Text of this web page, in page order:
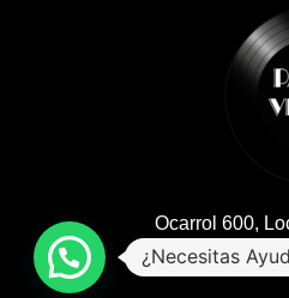
Ocarrol 600,
¿Necesitas